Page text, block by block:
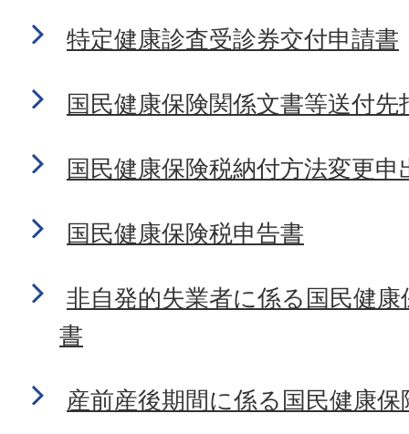
特定健康診査受診券交付申請書
国民健康保険関係文書等送付先
国民健康保険税納付方法変更申
国民健康保険税申告書
非自発的失業者に係る国民健
書
産前産後期間に係る国民健康